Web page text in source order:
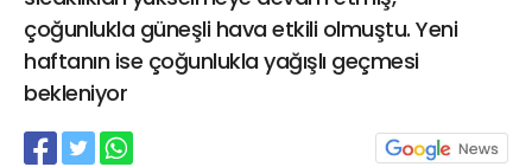
çoğunlukla güneşli hava etkili olmuştu. Yeni
haftanın ise çoğunlukla yağışlı geçmesi
bekleniyor
21 Gölcük
02624132333